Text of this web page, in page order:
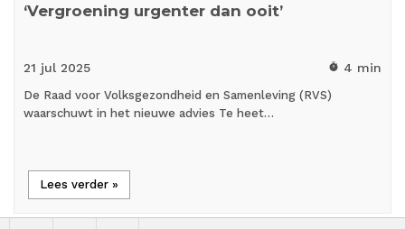
‘Vergroening urgenter dan ooit’
21 jul 2025 timer 4 min
De Raad voor Volksgezondheid en Samenleving (RVS)
waarschuwt in het nieuwe advies Te heet…
Lees verder »